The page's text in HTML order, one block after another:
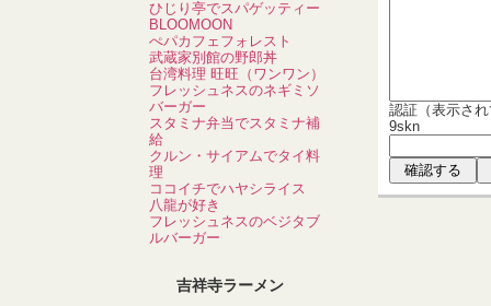
ひじり亭でスパゲッティー
BLOOMOON
ぺパカフェフォレスト
武蔵家別館の野郎丼
台湾料理 旺旺（ワンワン）
フレッシュネスのネギミソ
バーガー
スタミナ弁当でスタミナ補
給
クルン・サイアムでタイ料
理
ココイチでハヤシライス
八龍が好き
フレッシュネスのベジタブ
ルバーガー
吉祥寺ラーメン
認証（表示さ
9skn